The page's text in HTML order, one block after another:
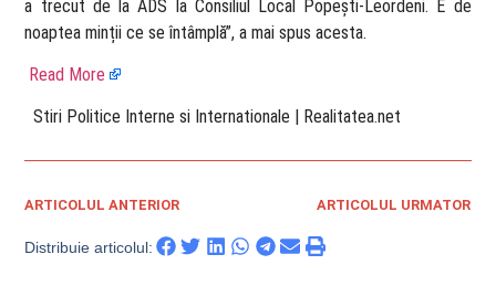
a trecut de la ADS la Consiliul Local Popești-Leordeni. E de
noaptea minții ce se întâmplă”, a mai spus acesta.
Read More
​ Stiri Politice Interne si Internationale | Realitatea.net
ARTICOLUL ANTERIOR ARTICOLUL URMATOR
Distribuie articolul: